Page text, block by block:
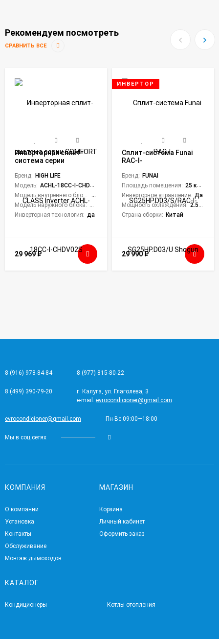
Рекомендуем посмотреть
СРАВНИТЬ ВСЕ
Инверторная сплит-
система серии
Inverter ACHL-18CC-I-
CHDV02S (комплект)
Бренд: HIGH LIFE
Модель: ACHL-18CC-I-CHDV02S
Модель внутреннего блока:
ACHL-18CC-I-CHDV02SI
Модель наружного блока: ACHL-18CC-I-CHDV02SO
Инверторная технология: да
29 969₽
ИНВЕРТОР
Сплит-система Funai
RAC-I-
SG25HP.D03/U Shogun
Inverter 2024
Бренд: FUNAI
Площадь помещения: 25 кв. м.
Инверторное управление: Да
Мощность охлаждения: 2.55 кВт
Страна сборки: Китай
29 990₽
8 (916) 978-84-84 8 (977) 815-80-22
8 (499) 390-79-20
г. Калуга, ул. Глаголева, 3
e-mail: evrocondicioner@gmail.com
evrocondicioner@gmail.com Пн-Вс 09:00—18:00
Мы в соц.сетях
КОМПАНИЯ
О компании
Установка
Контакты
Обслуживание
Монтаж дымоходов
МАГАЗИН
Корзина
Личный кабинет
Оформить заказ
КАТАЛОГ
Кондиционеры Котлы отопления